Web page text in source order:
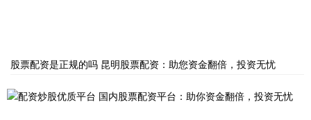
股票配资是正规的吗 昆明股票配资：助您资金翻倍，投资无忧